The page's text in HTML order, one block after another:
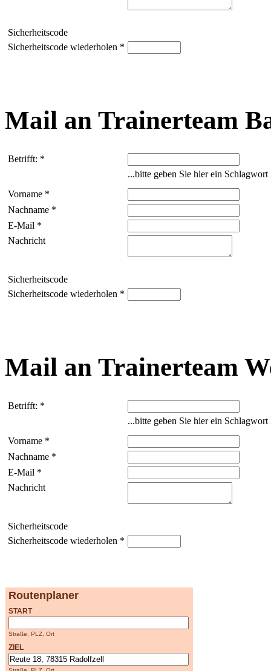
Sicherheitscode
Sicherheitscode wiederholen *
Mail an Trainerteam
Betrifft: *
...bitte geben Sie hier ein
Vorname *
Nachname *
E-Mail *
Nachricht
Sicherheitscode
Sicherheitscode wiederholen *
Mail an Trainerteam
Betrifft: *
...bitte geben Sie hier ein
Vorname *
Nachname *
E-Mail *
Nachricht
Sicherheitscode
Sicherheitscode wiederholen *
Routenplaner
START
Straße, PLZ, Ort
ZIEL